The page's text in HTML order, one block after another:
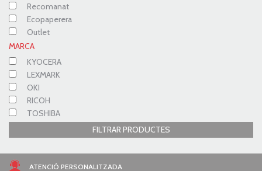
Recomanat
Ecopaperera
Outlet
MARCA
KYOCERA
LEXMARK
OKI
RICOH
TOSHIBA
FILTRAR PRODUCTES
ATENCIÓ PERSONALITZADA